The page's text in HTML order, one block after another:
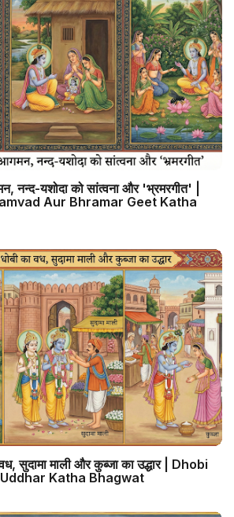
नन्द-यशोदा को सांत्वना और 'भ्रमरगीत' |
Aur Bhramar Geet Katha
सुदामा माली और कुब्जा का उद्धार | Dhobi
Katha Bhagwat